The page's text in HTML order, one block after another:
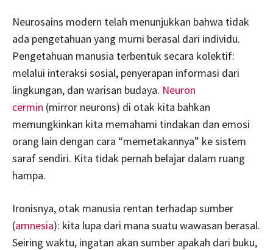
Neurosains modern telah menunjukkan bahwa tidak
ada pengetahuan yang murni berasal dari individu.
Pengetahuan manusia terbentuk secara kolektif:
melalui interaksi sosial, penyerapan informasi dari
lingkungan, dan warisan budaya. Neuron
cermin (mirror neurons) di otak kita bahkan
memungkinkan kita memahami tindakan dan emosi
orang lain dengan cara “memetakannya” ke sistem
saraf sendiri. Kita tidak pernah belajar dalam ruang
hampa.
Ironisnya, otak manusia rentan terhadap sumber
(amnesia): kita lupa dari mana suatu wawasan berasal.
Seiring waktu, ingatan akan sumber apakah dari buku,